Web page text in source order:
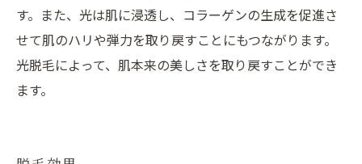
す。また、光は肌に浸透し、コラーゲンの生成を促進さ
せて肌のハリや弾力を取り戻すことにもつながります。
光脱毛によって、肌本来の美しさを取り戻すことができ
ます。